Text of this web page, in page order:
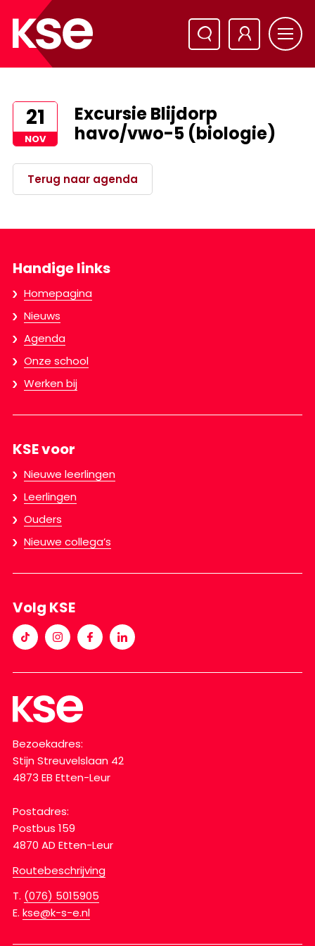
21
NOV
Excursie Blijdorp
havo/vwo-5 (biologie)
Terug naar agenda
Handige links
Homepagina
Nieuws
Agenda
Onze school
Werken bij
KSE voor
Nieuwe leerlingen
Leerlingen
Ouders
Nieuwe collega’s
Volg KSE
Bezoekadres:
Stijn Streuvelslaan 42
4873 EB Etten-Leur
Postadres:
Postbus 159
4870 AD Etten-Leur
Routebeschrijving
T. (076) 5015905
E. kse@k-s-e.nl